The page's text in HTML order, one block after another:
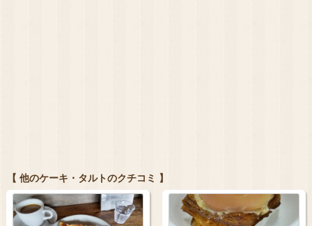
【 他のケーキ・タルトのクチコミ 】